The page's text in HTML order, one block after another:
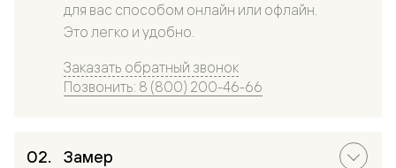
для вас способом онлайн или офлайн.
Это легко и удобно.
Заказать обратный звонок
Позвонить: 8 (800) 200-46-66
Замер